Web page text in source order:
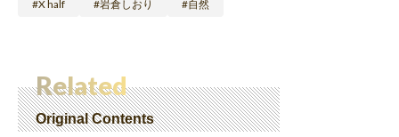
X half 岩倉しおり 自然
Related
Original Contents